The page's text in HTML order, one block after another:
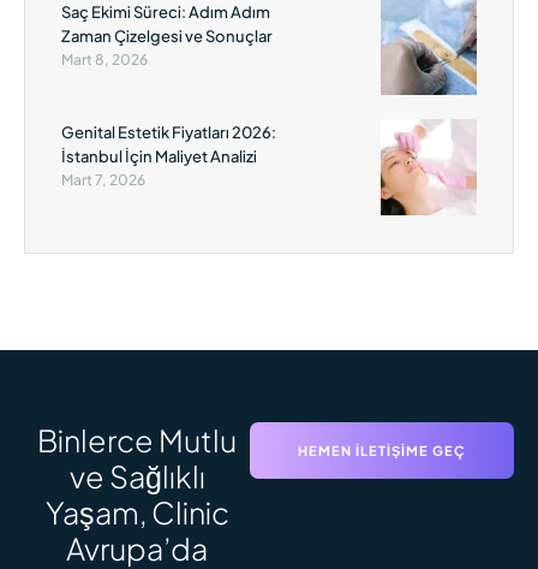
Saç Ekimi Süreci: Adım Adım
Zaman Çizelgesi ve Sonuçlar
Mart 8, 2026
Genital Estetik Fiyatları 2026:
İstanbul İçin Maliyet Analizi
Mart 7, 2026
Binlerce Mutlu
ve Sağlıklı
Yaşam, Clinic
Avrupa’da
HEMEN İLETIŞIME GEÇ